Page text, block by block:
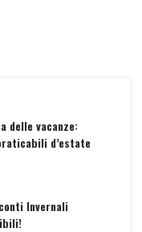
delle vacanze:
d’estate
Invernali